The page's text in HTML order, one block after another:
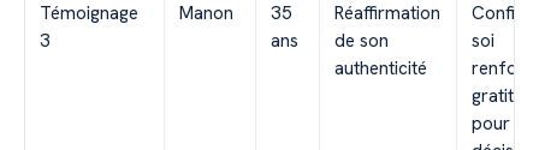
Témoignage
3
Manon
35
ans
Réaffirmation
de son
authenticité
soi
pour la